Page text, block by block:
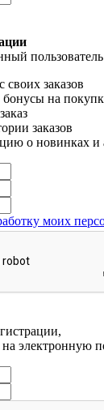
своих заказов
на
заказов
о новинках и
моих
электронную